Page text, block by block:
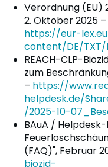
Verordnung (EU)
2. Oktober 2025
https://eur-
content/DE/TXT/
REACH-CLP-
zum
– https://
helpdesk.de/
/2025-10-
BAuA / Helpdesk-
(FAQ)", Februar
biozid-